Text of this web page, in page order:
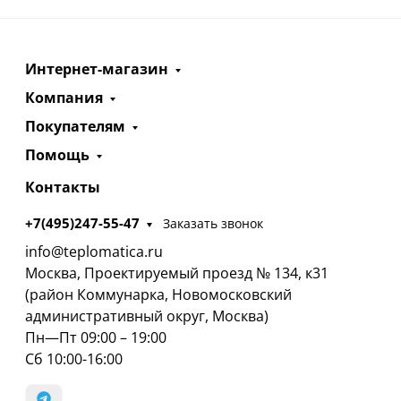
Интернет-магазин
Компания
Покупателям
Помощь
Контакты
+7(495)247-55-47 Заказать звонок
info@teplomatica.ru
Москва, Проектируемый проезд № 134, к31
(район Коммунарка, Новомосковский
административный округ, Москва)
Пн—Пт 09:00 – 19:00
Сб 10:00-16:00